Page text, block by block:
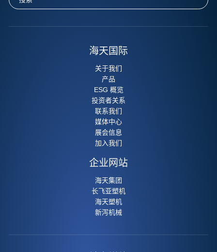
海天国际
关于我们
产品
ESG 概览
投资者关系
联系我们
媒体中心
展会信息
加入我们
企业网站
海天集团
长飞亚塑机
海天塑机
新泻机械